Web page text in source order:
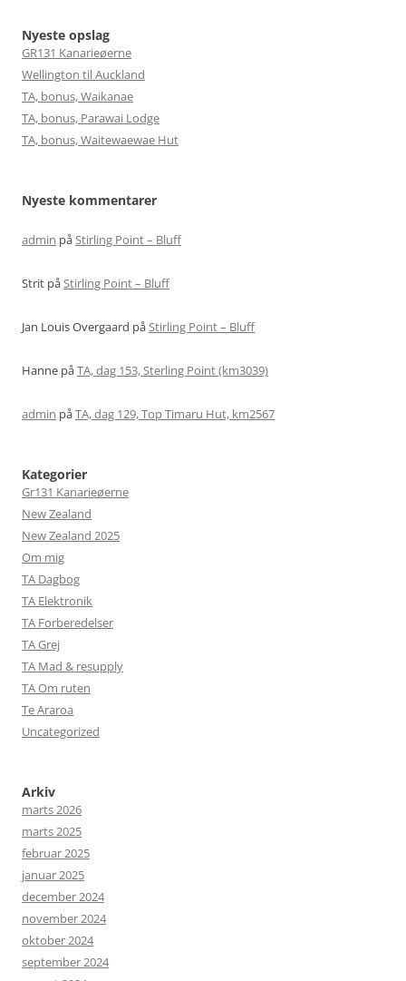
Nyeste opslag
GR131 Kanarieøerne
Wellington til Auckland
TA, bonus, Waikanae
TA, bonus, Parawai Lodge
TA, bonus, Waitewaewae Hut
Nyeste kommentarer
admin påStirling Point – Bluff
Strit påStirling Point – Bluff
Jan Louis Overgaard påStirling Point – Bluff
Hanne påTA, dag 153, Sterling Point (km3039)
admin påTA, dag 129, Top Timaru Hut, km2567
Kategorier
Gr131 Kanarieøerne
New Zealand
New Zealand 2025
Om mig
TA Dagbog
TA Elektronik
TA Forberedelser
TA Grej
TA Mad & resupply
TA Om ruten
Te Araroa
Uncategorized
Arkiv
marts 2026
marts 2025
februar 2025
januar 2025
december 2024
november 2024
oktober 2024
september 2024